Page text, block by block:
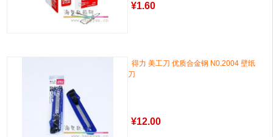
¥1.60
得力 美工刀 优质合金钢 N0.2004 壁纸
刀
¥12.00